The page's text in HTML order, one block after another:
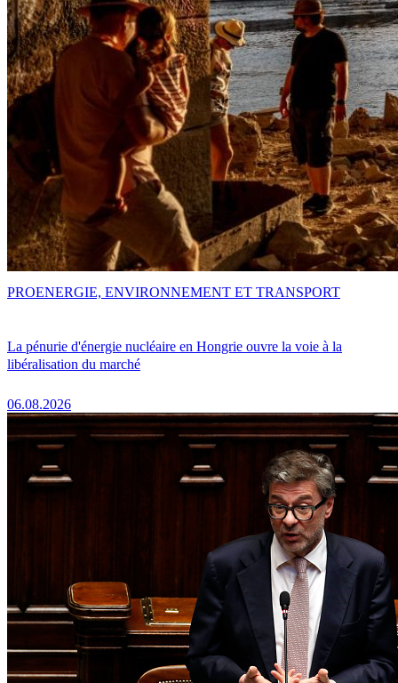
La pénurie d'énergie nucléaire en Hongrie ouvre la voie à la
libéralisation du marché
06.08.2026
PROENERGIE, ENVIRONNEMENT ET TRANSPORT